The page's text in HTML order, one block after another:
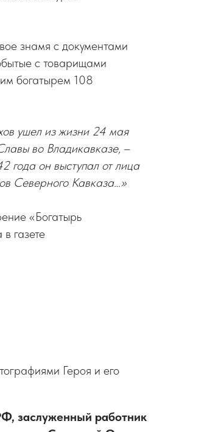
знамя с документами
с товарищами
богатырем 108
ушел из жизни 24 мая
во Владикавказе, –
года он выступал от лица
Северного Кавказа…»
«Богатырь
газете
Героя и его
заслуженный работник